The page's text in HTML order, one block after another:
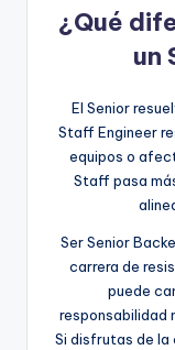
¿Qué
un
El Senior
Staff Engineer
equipos o
Staff pasa
Ser Senior
carrera de
puede
responsabilidad
Si disfrutas de la